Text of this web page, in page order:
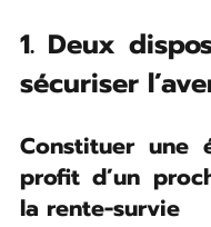
1. Deux
sécuriser
Constituer une
profit d’un
la rente-survie